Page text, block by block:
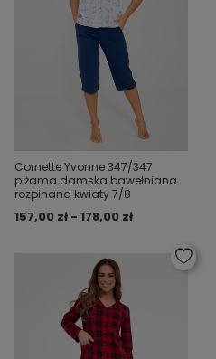
Cornette Yvonne 347/347
piżama damska bawełniana
rozpinana kwiaty 7/8
157,00 zł - 178,00 zł